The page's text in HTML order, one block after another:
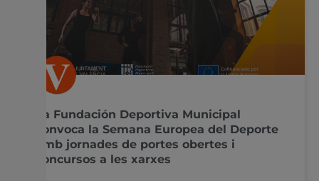
La Fundación Deportiva Municipal
convoca la Semana Europea del Deporte
amb jornades de portes obertes i
concursos a les xarxes